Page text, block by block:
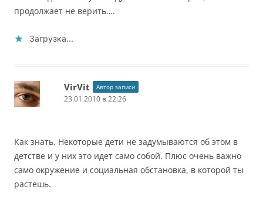
продолжает не верить….
Загрузка...
VirVit Автор записи
23.01.2010 в 22:26
Как знать. Некоторые дети не задумываются об этом в
детстве и у них это идет само собой. Плюс очень важно
само окружение и социальная обстановка, в которой ты
растешь.